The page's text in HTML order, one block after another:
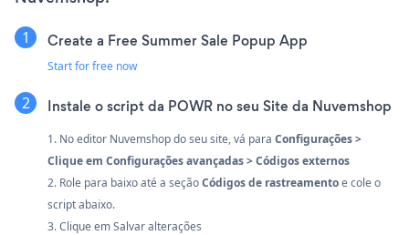
Create a Free Summer Sale Popup App
Start for free now
Instale o script da POWR no seu Site da Nuvemshop
1. No editor Nuvemshop do seu site, vá para Configurações >
Clique em Configurações avançadas > Códigos externos
2. Role para baixo até a seçãoCódigos de rastreamentoe cole o
script abaixo.
3. Clique em Salvar alterações